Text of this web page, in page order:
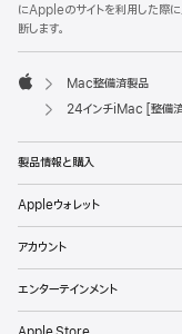
にAppleのサイトを利用した際
断します。
Mac整備済製品
24インチiMac [整備済製
製品情報と購入
Appleウォレット
アカウント
エンターテインメント